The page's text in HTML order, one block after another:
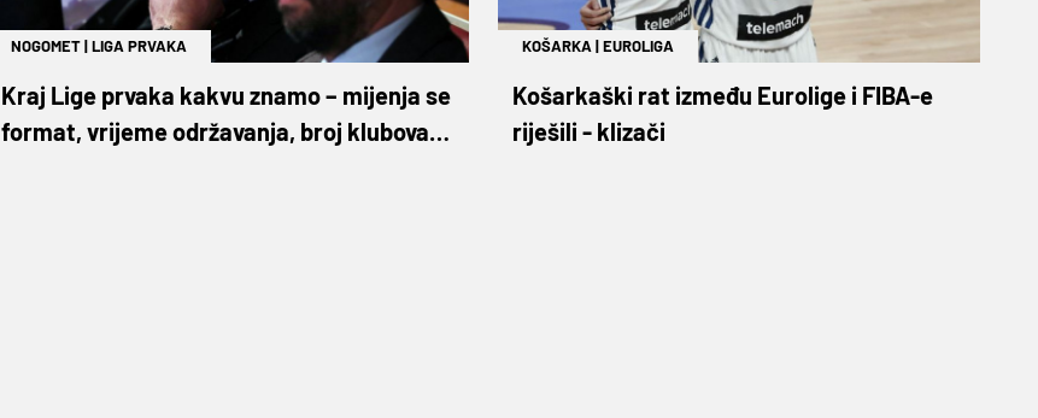
NOGOMET|LIGA PRVAKA
Kraj Lige prvaka kakvu znamo – mijenja se
format, vrijeme održavanja, broj klubova…
KOŠARKA |EUROLIGA
Košarkaški rat između Eurolige i FIBA-e
riješili - klizači